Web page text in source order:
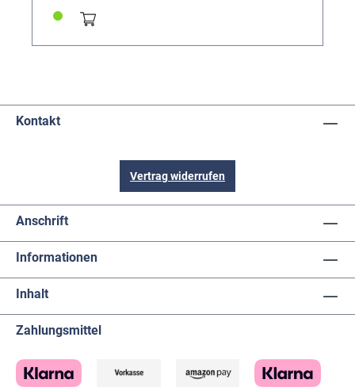
Kontakt
Vertrag widerrufen
Anschrift
Informationen
Inhalt
Zahlungsmittel